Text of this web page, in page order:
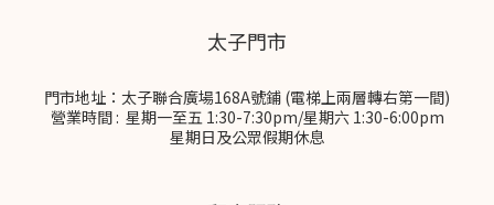
太子門市
門市地址：太子聯合廣場168A號鋪 (電梯上兩層轉右第一間)
營業時間 : 星期一至五 1:30-7:30pm/星期六 1:30-6:00pm
星期日及公眾假期休息